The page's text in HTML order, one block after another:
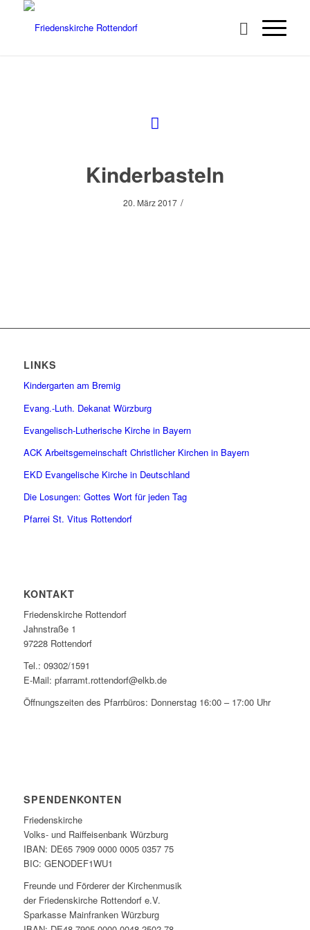
Kinderbasteln
20. März 2017 /
LINKS
Kindergarten am Bremig
Evang.-Luth. Dekanat Würzburg
Evangelisch-Lutherische Kirche in Bayern
ACK Arbeitsgemeinschaft Christlicher Kirchen in Bayern
EKD Evangelische Kirche in Deutschland
Die Losungen: Gottes Wort für jeden Tag
Pfarrei St. Vitus Rottendorf
KONTAKT
Friedenskirche Rottendorf
Jahnstraße 1
97228 Rottendorf
Tel.: 09302/1591
E-Mail: pfarramt.rottendorf@elkb.de
Öffnungszeiten des Pfarrbüros: Donnerstag 16:00 – 17:00 Uhr
SPENDENKONTEN
Friedenskirche
Volks- und Raiffeisenbank Würzburg
IBAN: DE65 7909 0000 0005 0357 75
BIC: GENODEF1WU1
Freunde und Förderer der Kirchenmusik
der Friedenskirche Rottendorf e.V.
Sparkasse Mainfranken Würzburg